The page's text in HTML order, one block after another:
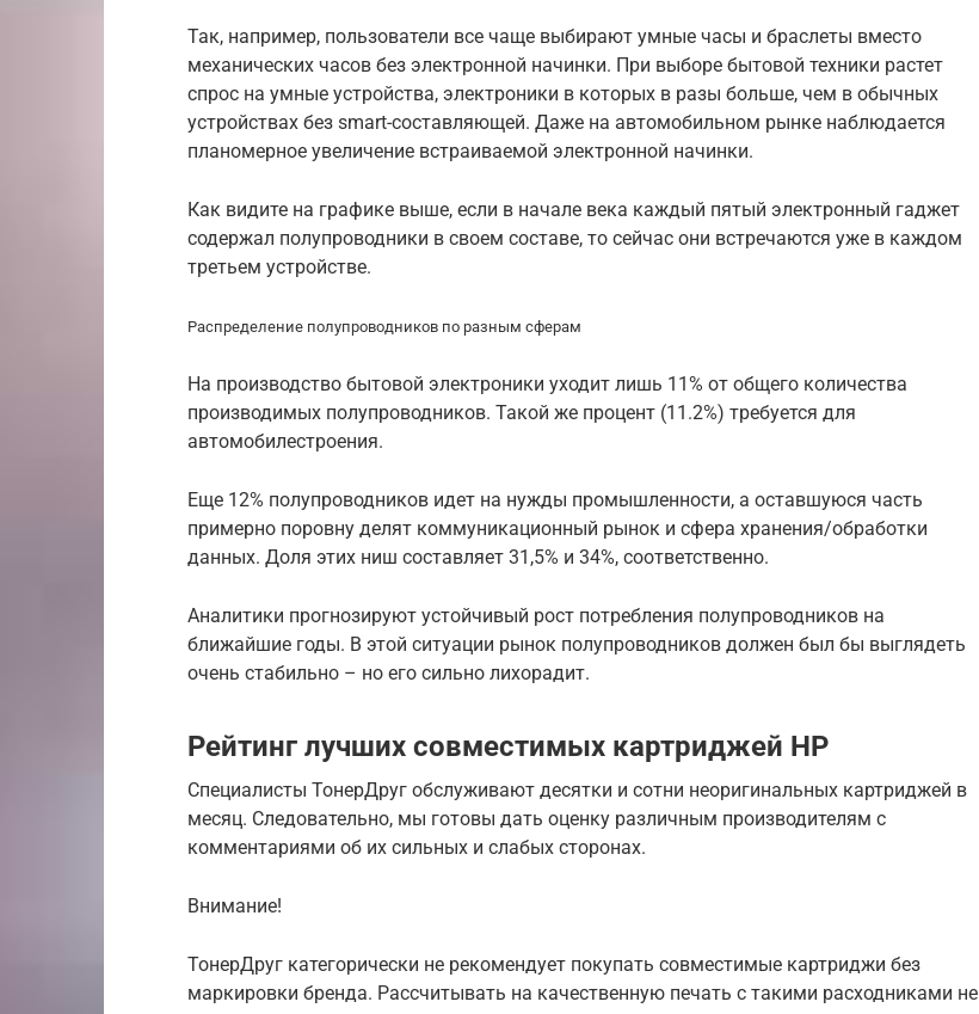
Так, например, пользователи все чаще выбирают умные часы и браслеты вместо
механических часов без электронной начинки. При выборе бытовой техники растет
спрос на умные устройства, электроники в которых в разы больше, чем в обычных
устройствах без smart-составляющей. Даже на автомобильном рынке наблюдается
планомерное увеличение встраиваемой электронной начинки.
Как видите на графике выше, если в начале века каждый пятый электронный гаджет
содержал полупроводники в своем составе, то сейчас они встречаются уже в каждом
третьем устройстве.
Распределение полупроводников по разным сферам
На производство бытовой электроники уходит лишь 11% от общего количества
производимых полупроводников. Такой же процент (11.2%) требуется для
автомобилестроения.
Еще 12% полупроводников идет на нужды промышленности, а оставшуюся часть
примерно поровну делят коммуникационный рынок и сфера хранения/обработки
данных. Доля этих ниш составляет 31,5% и 34%, соответственно.
Аналитики прогнозируют устойчивый рост потребления полупроводников на
ближайшие годы. В этой ситуации рынок полупроводников должен был бы выглядеть
очень стабильно – но его сильно лихорадит.
Рейтинг лучших совместимых картриджей HP
Специалисты ТонерДруг обслуживают десятки и сотни неоригинальных картриджей в
месяц. Следовательно, мы готовы дать оценку различным производителям с
комментариями об их сильных и слабых сторонах.
Внимание!
ТонерДруг категорически не рекомендует покупать совместимые картриджи без
маркировки бренда. Рассчитывать на качественную печать с такими расходниками не